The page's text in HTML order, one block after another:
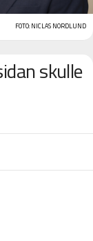
FOTO: NICLAS NORDLUND
skulle